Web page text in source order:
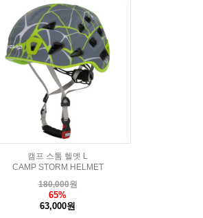
캠프 스톰 헬멧 L
CAMP STORM HELMET
180,000원
65%
63,000원